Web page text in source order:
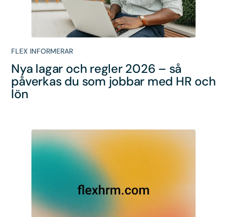
FLEX INFORMERAR
Nya lagar och regler 2026 – så
påverkas du som jobbar med HR och
lön